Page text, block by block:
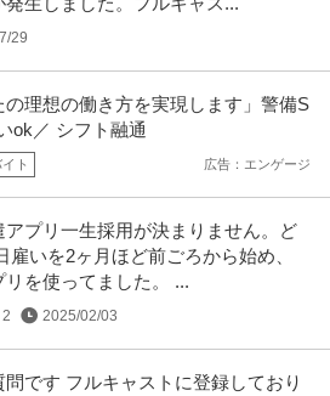
29
理想の働き方を実現します」警備S
ok／ シフト融通
ト 広告：エンゲージ
プリ一生採用が決まりません。ど
雇いを2ヶ月ほど前ごろから始め、
を使ってました。 ...
2 2025/02/03
です フルキャストに登録しており